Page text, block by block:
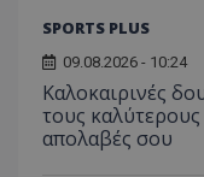
SPORTS PLUS
09.08.2026 - 10:24
Καλοκαιρινές
τους
απολαβές σου